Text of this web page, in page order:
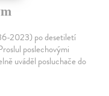
2023) po desetiletí
poslechovými
uváděl posluchače do